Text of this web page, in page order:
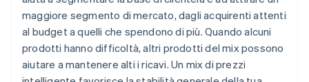
maggiore segmento di mercato, dagli acquirenti attenti
al budget a quelli che spendono di più. Quando alcuni
prodotti hanno difficoltà, altri prodotti del mix possono
aiutare a mantenere alti i ricavi. Un mix di prezzi